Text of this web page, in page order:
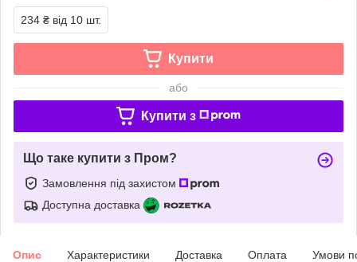
234 ₴ від 10 шт.
Купити
або
Купити з
Що таке купити з Пром?
Замовлення під захистом
Доступна доставка
Опис Характеристики Доставка Оплата Умови